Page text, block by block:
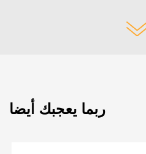
ربما يعجبك أيضا